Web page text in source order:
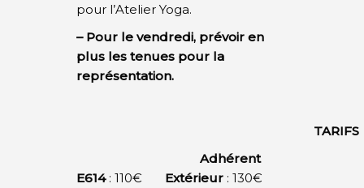
pour l’Atelier Yoga.
– Pour le vendredi, prévoir en
plus les tenues pour la
représentation.
TARIFS
Adhérent
E614: 110€ Extérieur : 130€